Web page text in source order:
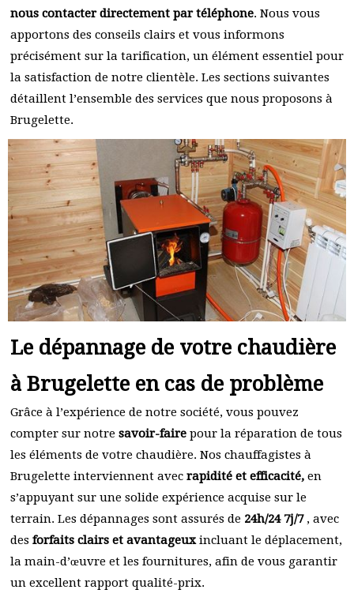
nous contacter directement par téléphone. Nous vous
apportons des conseils clairs et vous informons
précisément sur la tarification, un élément essentiel pour
la satisfaction de notre clientèle. Les sections suivantes
détaillent l’ensemble des services que nous proposons à
Brugelette.
Le dépannage de votre chaudière
à Brugelette en cas de problème
Grâce à l’expérience de notre société, vous pouvez
compter sur notre savoir-faire pour la réparation de tous
les éléments de votre chaudière. Nos chauffagistes à
Brugelette interviennent avec rapidité et efficacité, en
s’appuyant sur une solide expérience acquise sur le
terrain. Les dépannages sont assurés de 24h/24 7j/7, avec
des forfaits clairs et avantageuxincluant le déplacement,
la main-d’œuvre et les fournitures, afin de vous garantir
un excellent rapport qualité-prix.